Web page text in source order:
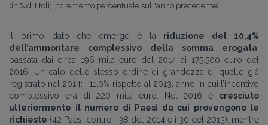
(in % di titoli; incremento percentuale sull'anno precedente)
Il primo dato che emerge è la riduzione del 10,4%
dell’ammontare complessivo della somma erogata
passata dai circa 196 mila euro del 2014 ai 175.500 euro del
2016. Un calo dello stesso ordine di grandezza di quello già
registrato nel 2014: -11,0% rispetto al 2013, anno in cui l’incentivo
complessivo era di 220 mila euro. Nel 2016 è cresciuto
ulteriormente il numero di Paesi da cui provengono le
richieste (42 Paesi contro i 38 del 2014 e i 30 del 2013), mentre